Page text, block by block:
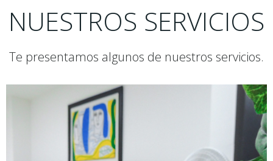
NUESTROS SERVICIOS
Te presentamos algunos de nuestros servicios.